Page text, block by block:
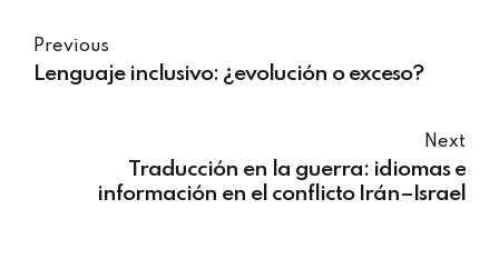
Previous
Lenguaje inclusivo: ¿evolución o exceso?
Next
Traducción en la guerra: idiomas e
información en el conflicto Irán–Israel